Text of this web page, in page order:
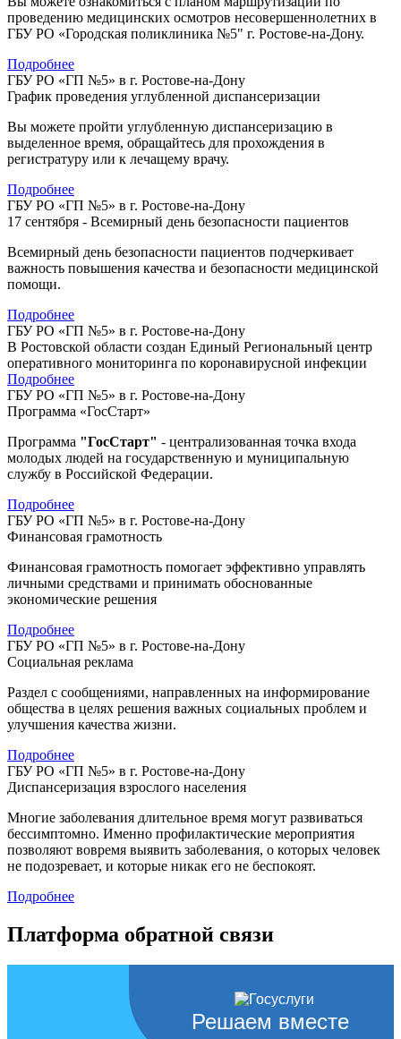
проведению медицинских осмотров несовершеннолетних в
ГБУ РО «Городская поликлиника №5" г. Ростове-на-Дону.
Подробнее
ГБУ РО «ГП №5» в г. Ростове-на-Дону
График проведения углубленной диспансеризации
Вы можете пройти углубленную диспансеризацию в
выделенное время, обращайтесь для прохождения в
регистратуру или к лечащему врачу.
Подробнее
ГБУ РО «ГП №5» в г. Ростове-на-Дону
17 сентября - Всемирный день безопасности пациентов
Всемирный день безопасности пациентов подчеркивает
важность повышения качества и безопасности медицинской
помощи.
Подробнее
ГБУ РО «ГП №5» в г. Ростове-на-Дону
В Ростовской области создан Единый Региональный центр
оперативного мониторинга по коронавирусной инфекции
Подробнее
ГБУ РО «ГП №5» в г. Ростове-на-Дону
Программа «ГосСтарт»
Программа "ГосСтарт" - централизованная точка входа
молодых людей на государственную и муниципальную
службу в Российской Федерации.
Подробнее
ГБУ РО «ГП №5» в г. Ростове-на-Дону
Финансовая грамотность
Финансовая грамотность помогает эффективно управлять
личными средствами и принимать обоснованные
экономические решения
Подробнее
ГБУ РО «ГП №5» в г. Ростове-на-Дону
Социальная реклама
Раздел с сообщениями, направленных на информирование
общества в целях решения важных социальных проблем и
улучшения качества жизни.
Подробнее
ГБУ РО «ГП №5» в г. Ростове-на-Дону
Диспансеризация взрослого населения
Многие заболевания длительное время могут развиваться
бессимптомно. Именно профилактические мероприятия
позволяют вовремя выявить заболевания, о которых человек
не подозревает, и которые никак его не беспокоят.
Подробнее
Платформа обратной связи
Решаем вместе